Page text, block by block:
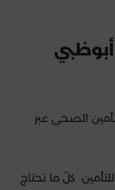
الصحي عبر
كلّ ما تحتاج